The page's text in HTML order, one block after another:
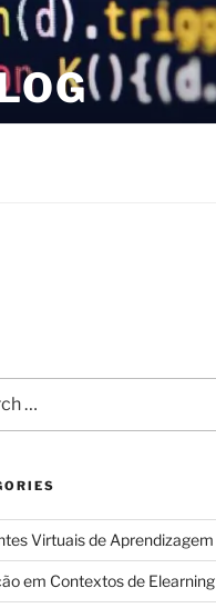
Virtuais de Aprendizagem
em Contextos de Elearning